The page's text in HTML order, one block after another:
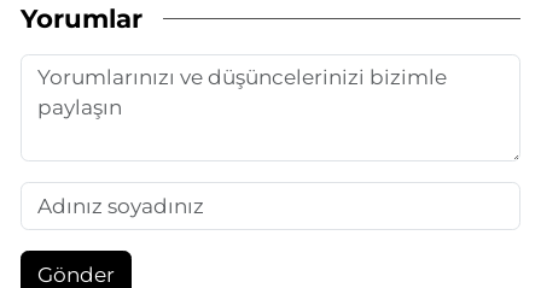
Yorumlar
Gönder